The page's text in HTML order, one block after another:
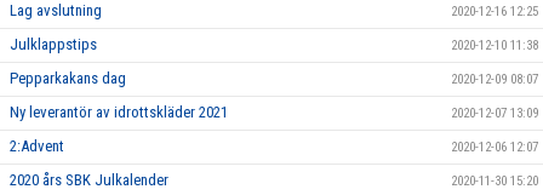
Lag avslutning 2020-12-16 12:25
Julklappstips 2020-12-10 11:38
Pepparkakans dag 2020-12-09 08:07
Ny leverantör av idrottskläder 2021 2020-12-07 13:09
2:Advent 2020-12-06 12:07
2020 års SBK Julkalender 2020-11-30 15:20